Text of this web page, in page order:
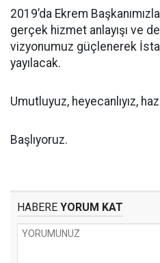
2019’da Ekrem
gerçek hizmet anlayışı ve
vizyonumuz güçlenerek
yayılacak.
Umutluyuz, heyecanlıyız,
Başlıyoruz.
HABERE YORUM KAT